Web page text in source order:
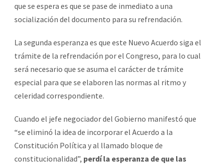
que se espera es que se pase de inmediato a una
socialización del documento para su refrendación.
La segunda esperanza es que este Nuevo Acuerdo siga el
trámite de la refrendación por el Congreso, para lo cual
será necesario que se asuma el carácter de trámite
especial para que se elaboren las normas al ritmo y
celeridad correspondiente.
Cuando el jefe negociador del Gobierno manifestó que
“se eliminó la idea de incorporar el Acuerdo a la
Constitución Política y al llamado bloque de
constitucionalidad”, perdí la esperanza de que las